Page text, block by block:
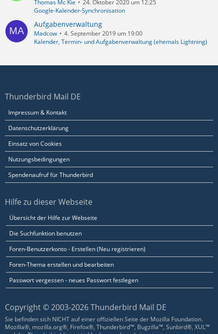
Thomas Mc Kie
24. Oktober 2020 um 12:25
Google-Kalender-Synchronisation
Aufgabenverwaltung
Madcow
4. September 2019 um 19:00
Kalender, Termin- und Aufgabenverwaltung (ehemals Lightning)
Thunderbird Mail DE
Impressum & Kontakt
Datenschutzerklärung
Einsatz von Cookies
Nutzungsbedingungen
Spendenaufruf für Thunderbird
Hilfe zu dieser Webseite
Übersicht der Hilfe zur Webseite
Die Suchfunktion benutzen
Foren-Benutzerkonto - Erstellen (Neu registrieren)
Foren-Thema erstellen und bearbeiten
Passwort vergessen - neues Passwort festlegen
Copyright © 2003-2026 Thunderbird Mail DE
Sie befinden sich NICHT auf einer offiziellen Seite der Mozilla Foundation.
Mozilla®, mozilla.org®, Firefox®, Thunderbird™, Bugzilla™, Sunbird®, XUL™